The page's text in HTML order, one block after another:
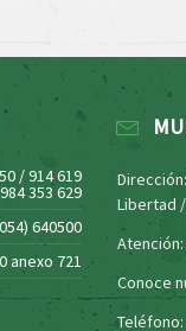
/ 914 619
353 629
640500
anexo 721
Libertad
Atención:
Conoce
Teléfono: